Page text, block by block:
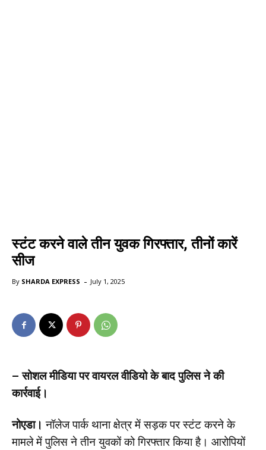
स्टंट करने वाले तीन युवक गिरफ्तार, तीनों कारें
सीज
By SHARDA EXPRESS - July 1, 2025
– सोशल मीडिया पर वायरल वीडियो के बाद पुलिस ने की
कार्रवाई।
नोएडा। नॉलेज पार्क थाना क्षेत्र में सड़क पर स्टंट करने के
मामले में पुलिस ने तीन युवकों को गिरफ्तार किया है। आरोपियों